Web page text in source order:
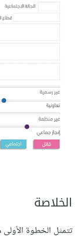
الخلاصة
تتمثل الخطوة